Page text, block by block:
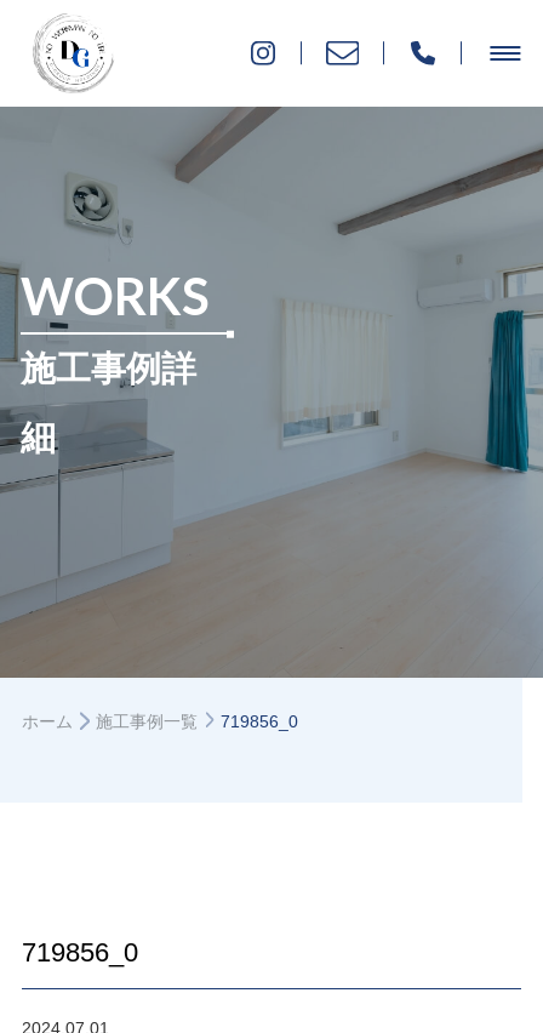
WORKS
施工事例詳
細
ホーム 施工事例一覧 719856_0
719856_0
2024.07.01